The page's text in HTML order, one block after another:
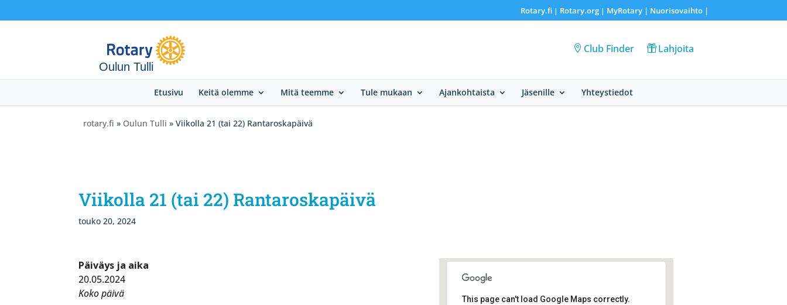
Rotary.fi| Rotary.org| MyRotary | Nuorisovaihto|
Oulun Tulli
Club Finder Lahjoita
Etusivu Keitä olemme Mitä teemme Tule mukaan Ajankohtaista Jäsenille Yhteystiedot
rotary.fi » Oulun Tulli » Viikolla 21 (tai 22) Rantaroskapäivä
Viikolla 21 (tai 22) Rantaroskapäivä
touko 20, 2024
This page can't load Google Maps correctly.
Päiväys ja aika
20.05.2024
Koko päivä